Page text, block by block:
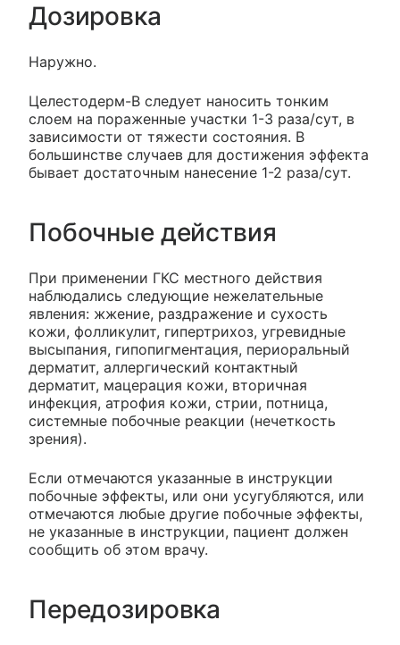
Дозировка
Наружно.
Целестодерм-В следует наносить тонким
слоем на пораженные участки 1-3 раза/сут, в
зависимости от тяжести состояния. В
большинстве случаев для достижения эффекта
бывает достаточным нанесение 1-2 раза/сут.
Побочные действия
При применении ГКС местного действия
наблюдались следующие нежелательные
явления: жжение, раздражение и сухость
кожи, фолликулит, гипертрихоз, угревидные
высыпания, гипопигментация, периоральный
дерматит, аллергический контактный
дерматит, мацерация кожи, вторичная
инфекция, атрофия кожи, стрии, потница,
системные побочные реакции (нечеткость
зрения).
Если отмечаются указанные в инструкции
побочные эффекты, или они усугубляются, или
отмечаются любые другие побочные эффекты,
не указанные в инструкции, пациент должен
сообщить об этом врачу.
Передозировка